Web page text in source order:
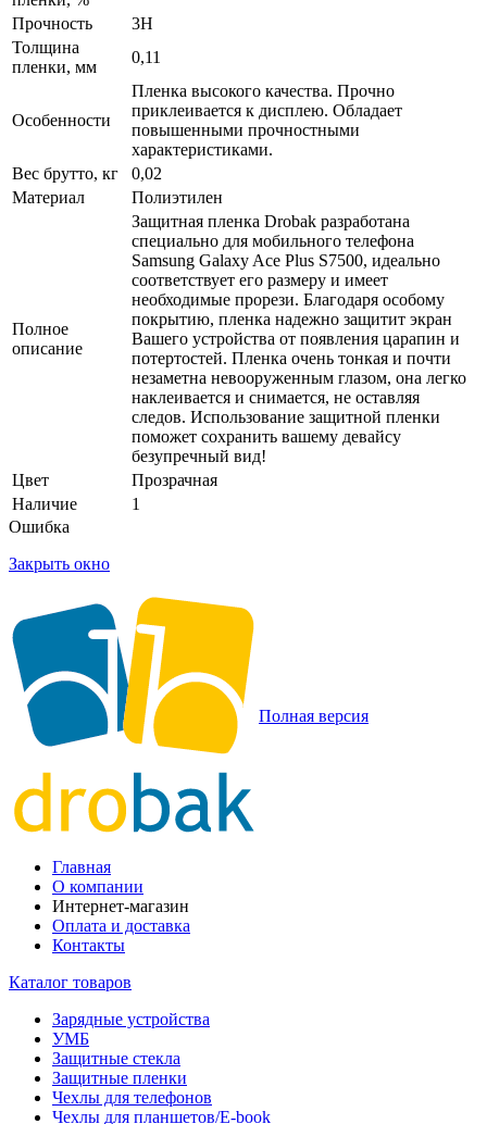
Прочность
3H
Толщина
пленки, мм
0,11
Особенности
Пленка высокого качества. Прочно
приклеивается к дисплею. Обладает
повышенными прочностными
характеристиками.
Вес брутто, кг
0,02
Материал
Полиэтилен
Полное
описание
Защитная пленка Drobak разработана
специально для мобильного телефона
Samsung Galaxy Ace Plus S7500, идеально
соответствует его размеру и имеет
необходимые прорези. Благодаря особому
покрытию, пленка надежно защитит экран
Вашего устройства от появления царапин и
потертостей. Пленка очень тонкая и почти
незаметна невооруженным глазом, она легко
наклеивается и снимается, не оставляя
следов. Использование защитной пленки
поможет сохранить вашему девайсу
безупречный вид!
Цвет
Прозрачная
Наличие
1
Ошибка
Закрыть окно
Полная версия
Главная
О компании
Интернет-магазин
Оплата и доставка
Контакты
Каталог товаров
Зарядные устройства
УМБ
Защитные стекла
Защитные пленки
Чехлы для телефонов
Чехлы для планшетов/E-book